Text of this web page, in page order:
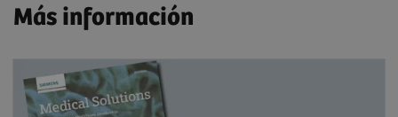
Más información